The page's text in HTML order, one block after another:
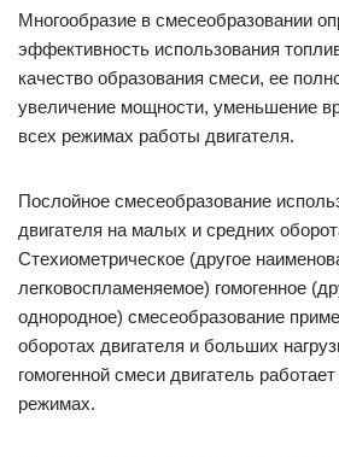
Многообразие в смесеобразовании
эффективность использования
качество образования смеси, ее
увеличение мощности, уменьшение
всех режимах работы двигателя.
Послойное смесеобразование
двигателя на малых и средних
Стехиометрическое (другое
легковоспламеняемое) гомогенное
однородное) смесеобразование
оборотах двигателя и больших
гомогенной смеси двигатель
режимах.